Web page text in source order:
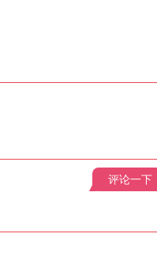
评论一下